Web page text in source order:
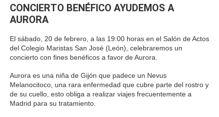
CONCIERTO BENÉFICO AYUDEMOS A
AURORA
El sábado, 20 de febrero, a las 19:00 horas en el Salón de Actos
del Colegio Maristas San José (León), celebraremos un
concierto con fines benéficos a favor de Aurora.
Aurora es una niña de Gijón que padece un Nevus
Melanocitoco, una rara enfermedad que cubre parte del rostro y
de su cuello, esto obliga a realizar viajes frecuentemente a
Madrid para su tratamiento.